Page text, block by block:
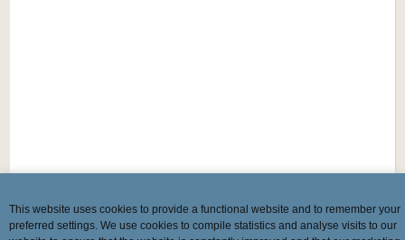
This website uses cookies to provide a functional website and to remember your
preferred settings. We use cookies to compile statistics and analyse visits to our